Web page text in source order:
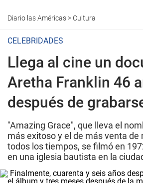
Diario las Américas> Cultura
CELEBRIDADES
Llega al cine un
Aretha Franklin 46
después de
"Amazing Grace", que lleva el
más exitoso y el de más venta de
todos los tiempos, se filmó en
en una iglesia bautista en la